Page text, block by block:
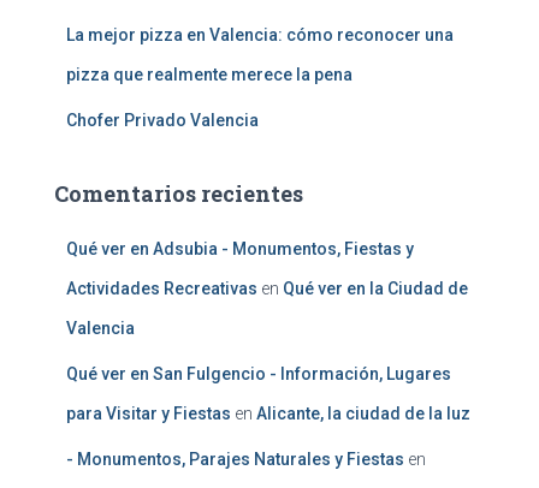
La mejor pizza en Valencia: cómo reconocer una
pizza que realmente merece la pena
Chofer Privado Valencia
Comentarios recientes
Qué ver en Adsubia - Monumentos, Fiestas y
Actividades Recreativas en Qué ver en la Ciudad de
Valencia
Qué ver en San Fulgencio - Información, Lugares
para Visitar y Fiestas en Alicante, la ciudad de la luz
- Monumentos, Parajes Naturales y Fiestas en